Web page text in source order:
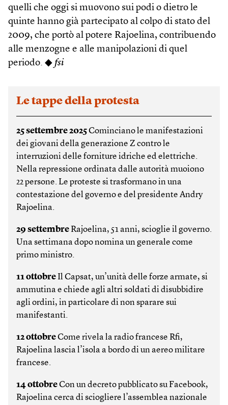
quelli che oggi si muovono sui podi o dietro le
quinte hanno già partecipato al colpo di stato del
2009, che portò al potere Rajoelina, contribuendo
alle menzogne e alle manipolazioni di quel
periodo. ◆ fsi
Le tappe della protesta
25 settembre 2025Cominciano le manifestazioni
dei giovani della generazione Z contro le
interruzioni delle forniture idriche ed elettriche.
Nella repressione ordinata dalle autorità muoiono
22 persone. Le proteste si trasformano in una
contestazione del governo e del presidente Andry
Rajoelina.
29 settembreRajoelina, 51 anni, scioglie il governo.
Una settimana dopo nomina un generale come
primo ministro.
11 ottobreIl Capsat, un’unità delle forze armate, si
ammutina e chiede agli altri soldati di disubbidire
agli ordini, in particolare di non sparare sui
manifestanti.
12 ottobreCome rivela la radio francese Rfi,
Rajoelina lascia l’isola a bordo di un aereo militare
francese.
14 ottobreCon un decreto pubblicato su Face­book,
Rajoelina cerca di sciogliere l’assemblea nazionale